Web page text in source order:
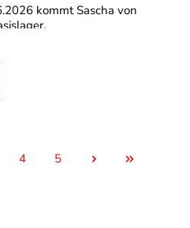
kommt Sascha von
lange zu unseren
langlebig und funktionell.
Sascha mit Euren Fragen
erster Hand Wissenswertes
Seite
4 Seite
5